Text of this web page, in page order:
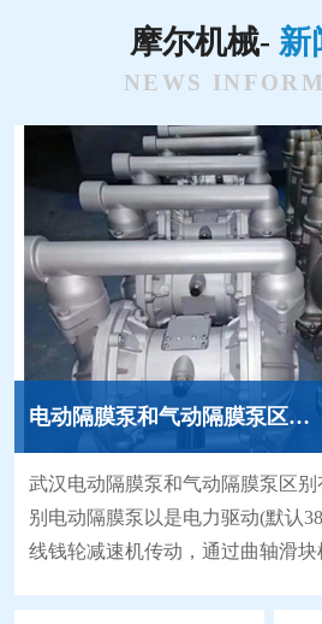
摩尔机械- 新
NEWS
电动隔膜泵和气动隔膜泵区别有哪些?
武汉电动隔膜泵和气动隔膜泵区
别电动隔膜泵以是电力驱动(默认
线钱轮减速机传动，通过曲轴滑